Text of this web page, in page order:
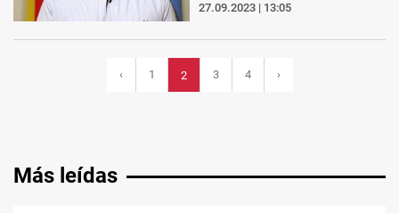
27.09.2023 | 13:05
‹ 1 2 3 4 ›
Más leídas